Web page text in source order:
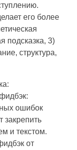
его более
подсказка, 3)
структура,
ошибок
закрепить
и текстом.
от